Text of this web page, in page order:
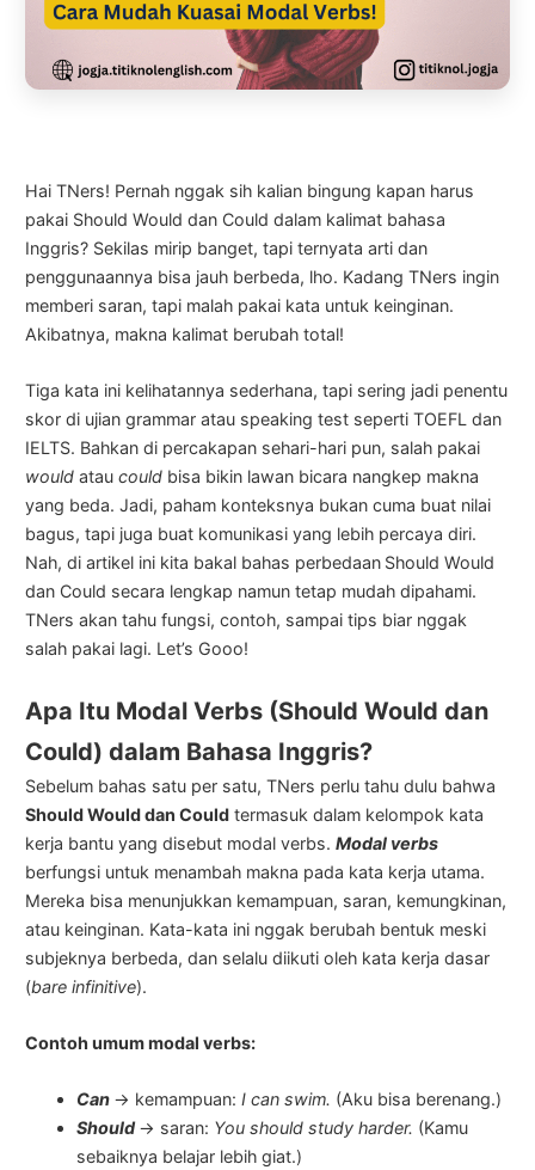
Hai TNers! Pernah nggak sih kalian bingung kapan harus
pakai Should Would dan Could dalam kalimat bahasa
Inggris? Sekilas mirip banget, tapi ternyata arti dan
penggunaannya bisa jauh berbeda, lho. Kadang TNers ingin
memberi saran, tapi malah pakai kata untuk keinginan.
Akibatnya, makna kalimat berubah total!
Tiga kata ini kelihatannya sederhana, tapi sering jadi penentu
skor di ujian grammar atau speaking test seperti TOEFL dan
IELTS. Bahkan di percakapan sehari-hari pun, salah pakai
would ataucould bisa bikin lawan bicara nangkep makna
yang beda. Jadi, paham konteksnya bukan cuma buat nilai
bagus, tapi juga buat komunikasi yang lebih percaya diri.
Nah, di artikel ini kita bakal bahas perbedaan Should Would
dan Could secara lengkap namun tetap mudah dipahami.
TNers akan tahu fungsi, contoh, sampai tips biar nggak
salah pakai lagi. Let’s Gooo!
Apa Itu Modal Verbs (Should Would dan
Could) dalam Bahasa Inggris?
Sebelum bahas satu per satu, TNers perlu tahu dulu bahwa
Should Would dan Could termasuk dalam kelompok kata
kerja bantu yang disebut modal verbs.Modal verbs
berfungsi untuk menambah makna pada kata kerja utama.
Mereka bisa menunjukkan kemampuan, saran, kemungkinan,
atau keinginan. Kata-kata ini nggak berubah bentuk meski
subjeknya berbeda, dan selalu diikuti oleh kata kerja dasar
(bare infinitive).
Contoh umum modal verbs:
Can → kemampuan:I can swim. (Aku bisa berenang.)
Should → saran: You should study harder. (Kamu
sebaiknya belajar lebih giat.)